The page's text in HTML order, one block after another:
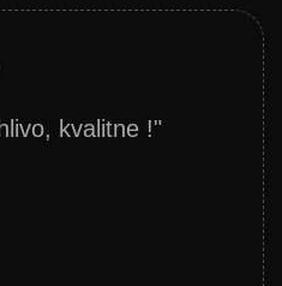
kvalitne !"